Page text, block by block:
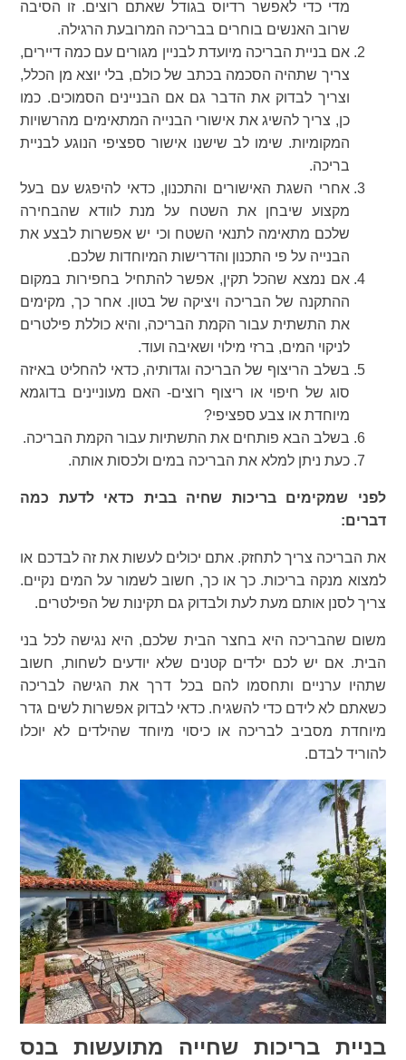
מדי כדי לאפשר רדיוס בגודל שאתם רוצים. זו הסיבה
שרוב האנשים בוחרים בבריכה המרובעת הרגילה.
אם בניית הבריכה מיועדת לבניין מגורים עם כמה דיירים,
צריך שתהיה הסכמה בכתב של כולם, בלי יוצא מן הכלל,
וצריך לבדוק את הדבר גם אם הבניינים הסמוכים. כמו
כן, צריך להשיג את אישורי הבנייה המתאימים מהרשויות
המקומיות. שימו לב שישנו אישור ספציפי הנוגע לבניית
בריכה.
אחרי השגת האישורים והתכנון, כדאי להיפגש עם בעל
מקצוע שיבחן את השטח על מנת לוודא שהבחירה
שלכם מתאימה לתנאי השטח וכי יש אפשרות לבצע את
הבנייה על פי התכנון והדרישות המיוחדות שלכם.
אם נמצא שהכל תקין, אפשר להתחיל בחפירות במקום
ההתקנה של הבריכה ויציקה של בטון. אחר כך, מקימים
את התשתית עבור הקמת הבריכה, והיא כוללת פילטרים
לניקוי המים, ברזי מילוי ושאיבה ועוד.
בשלב הריצוף של הבריכה וגדותיה, כדאי להחליט באיזה
סוג של חיפוי או ריצוף רוצים- האם מעוניינים בדוגמא
מיוחדת או צבע ספציפי?
בשלב הבא פותחים את התשתיות עבור הקמת הבריכה.
כעת ניתן למלא את הבריכה במים ולכסות אותה.
לפני שמקימים בריכות שחיה בבית כדאי לדעת כמה
דברים:
את הבריכה צריך לתחזק. אתם יכולים לעשות את זה לבדכם או
למצוא מנקה בריכות. כך או כך, חשוב לשמור על המים נקיים.
צריך לסנן אותם מעת לעת ולבדוק גם תקינות של הפילטרים.
משום שהבריכה היא בחצר הבית שלכם, היא נגישה לכל בני
הבית. אם יש לכם ילדים קטנים שלא יודעים לשחות, חשוב
שתהיו ערניים ותחסמו להם בכל דרך את הגישה לבריכה
כשאתם לא לידם כדי להשגיח. כדאי לבדוק אפשרות לשים גדר
מיוחדת מסביב לבריכה או כיסוי מיוחד שהילדים לא יוכלו
להוריד לבדם.
בניית בריכות שחייה מתועשות בנס